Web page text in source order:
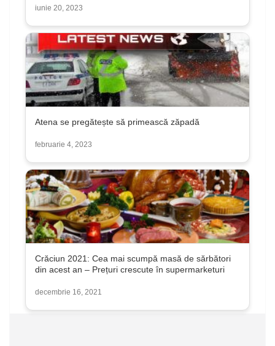
iunie 20, 2023
Atena se pregătește să primească zăpadă
februarie 4, 2023
Crăciun 2021: Cea mai scumpă masă de sărbători
din acest an – Prețuri crescute în supermarketuri
decembrie 16, 2021